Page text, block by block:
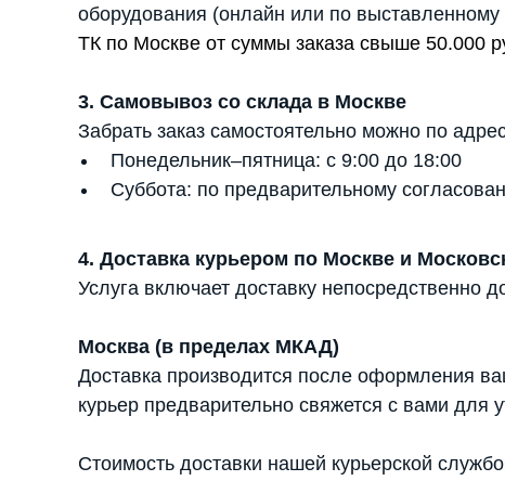
оборудования (онлайн или по выставленному
ТК по Москве от суммы заказа свыше 50.000
3. Самовывоз со склада в Москве
Забрать заказ самостоятельно можно по
Понедельник–пятница: с 9:00 до 18:00
Суббота: по предварительному
4. Доставка курьером по Москве и
Услуга включает доставку непосредственно
Москва (в пределах МКАД)
Доставка производится после оформления
курьер предварительно свяжется с вами для
Стоимость доставки нашей курьерской